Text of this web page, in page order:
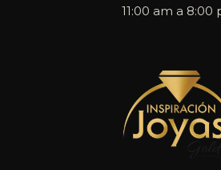
11:00 am a 8:00